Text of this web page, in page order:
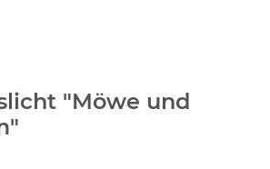
"Möwe und